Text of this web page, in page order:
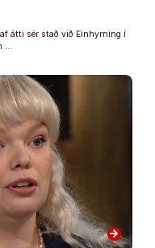
átti sér stað við Einhyrning í
…
arrow_forward